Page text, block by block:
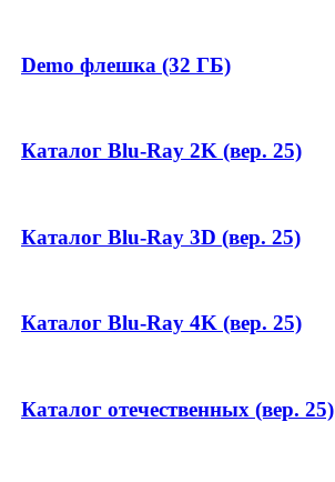
Demo флешка (32 ГБ)
Каталог Blu-Ray 2K (вер. 25)
Каталог Blu-Ray 3D (вер. 25)
Каталог Blu-Ray 4K (вер. 25)
Каталог отечественных (вер. 25)